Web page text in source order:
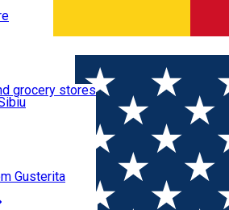
Sibiu
grocery stores
Gusterita